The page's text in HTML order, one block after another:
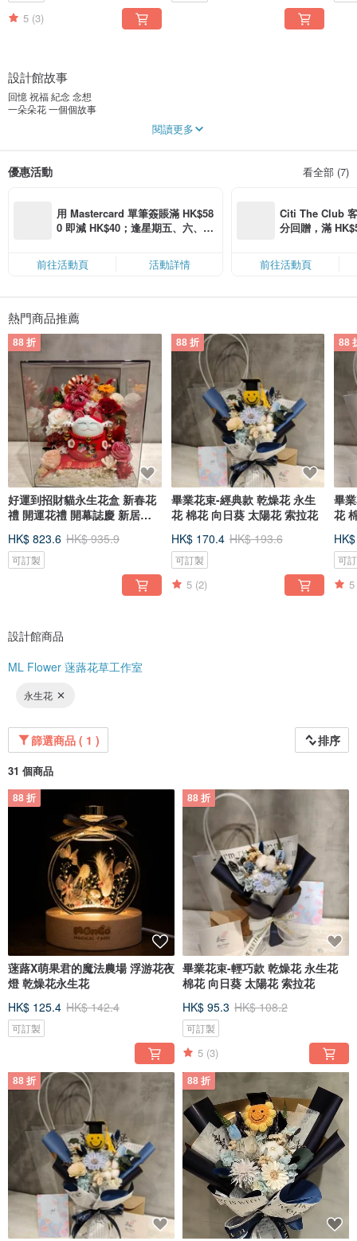
5 (3)
設計館故事
回憶 祝福 紀念 念想
一朵朵花 一個個故事
透過你分享的故事為作品注入創作靈感閱讀更多
優惠活動 看全部 (7)
用 Mastercard 單筆簽賬滿 HK$58
0 即減 HK$40；逢星期五、六、日
卡」結帳）
前往活動頁 活動詳情
Citi The Club
分回贈，滿
前往活動頁
熱門商品推薦
88 折
好運到招財貓永生花盒 新春花
禮 開運花禮 開幕誌慶 新居落
HK$ 823.6 HK$ 935.9
可訂製
88 折
畢業花束-經典款 乾燥花 永生
花 棉花 向日葵 太陽花 索拉花
HK$ 170.4 HK$ 193.6
可訂製
5 (2)
88
畢
花
可
5
設計館商品
ML Flower 蒾蕗花草工作室
永生花
篩選商品 ( 1 ) 排序
31 個商品
88 折
蒾蕗X萌果君的魔法農場 浮游花夜
燈 乾燥花永生花
HK$ 125.4 HK$ 142.4
可訂製
88 折
畢業花束-輕巧款 乾燥花 永生花
棉花 向日葵 太陽花 索拉花
HK$ 95.3 HK$ 108.2
可訂製
5 (3)
88 折 88 折